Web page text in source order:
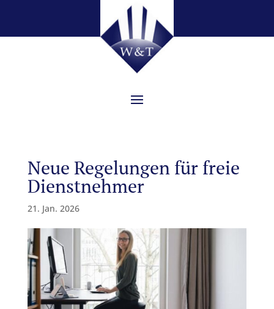
Neue Regelungen für freie
Dienstnehmer
21. Jan. 2026